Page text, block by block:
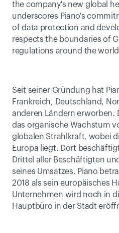
the company's new global
underscores Piano's
of data protection and
respects the boundaries of
regulations around the
Seit seiner Gründung hat
Frankreich, Deutschland,
anderen Ländern erworben.
das organische Wachstum
globalen Strahlkraft, wobei
Europa liegt. Dort
Drittel aller Beschäftigten
seines Umsatzes. Piano
2018 als sein europäisches
Unternehmen wird noch in
Hauptbüro in der Stadt